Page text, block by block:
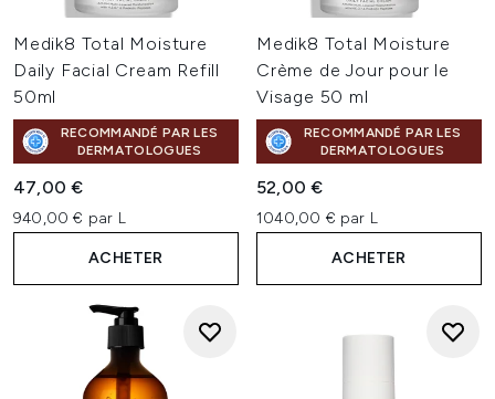
Medik8 Total Moisture
Daily Facial Cream Refill
50ml
RECOMMANDÉ PAR LES
DERMATOLOGUES
47,00 €
940,00 € par L
ACHETER
Medik8 Total Moisture
Crème de Jour pour le
Visage 50 ml
RECOMMANDÉ PAR LES
DERMATOLOGUES
52,00 €
1040,00 € par L
ACHETER